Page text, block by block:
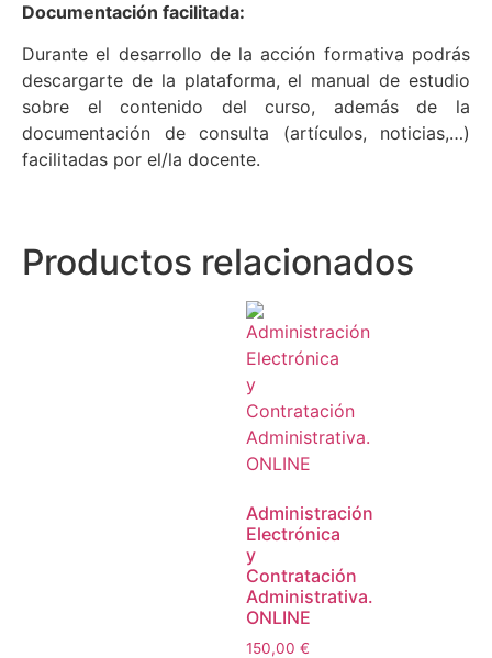
Documentación facilitada:
Durante el desarrollo de la acción formativa podrás
descargarte de la plataforma, el manual de estudio
sobre el contenido del curso, además de la
documentación de consulta (artículos, noticias,…)
facilitadas por el/la docente.
Productos relacionados
Administración
Electrónica
y
Contratación
Administrativa.
ONLINE
150,00 €